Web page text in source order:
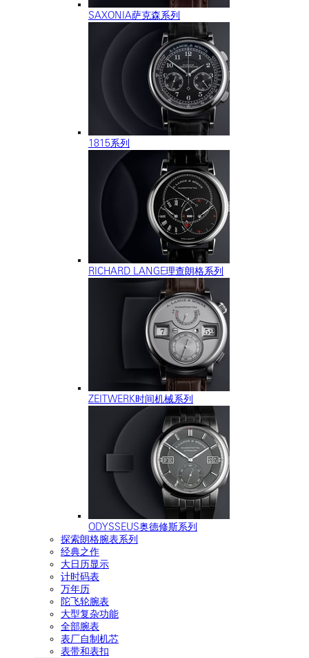
SAXONIA萨克森系列
1815系列
RICHARD LANGE理查朗格系列
ZEITWERK时间机械系列
ODYSSEUS奥德修斯系列
探索朗格腕表系列
经典之作
大日历显示
计时码表
万年历
陀飞轮腕表
大型复杂功能
全部腕表
表厂自制机芯
表带和表扣